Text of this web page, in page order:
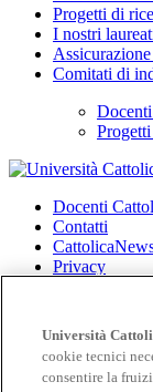
Progetti di
I nostri
Comitati di
Docenti
Contatti
Privacy
CloudMail
Wifi e
Università
cookie tecnici
consentire la